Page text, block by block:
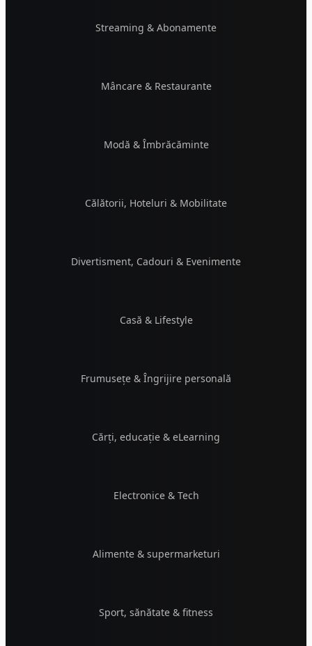
Streaming & Abonamente
Mâncare & Restaurante
Modă & Îmbrăcăminte
Călătorii, Hoteluri & Mobilitate
Divertisment, Cadouri & Evenimente
Casă & Lifestyle
Frumusețe & Îngrijire personală
Cărți, educație & eLearning
Electronice & Tech
Alimente & supermarketuri
Sport, sănătate & fitness